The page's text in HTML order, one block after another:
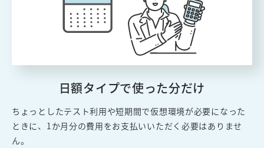
日額タイプで使った分だけ
ちょっとしたテスト利用や短期間で仮想環境が必要になった
ときに、1か月分の費用をお支払いいただく必要はありませ
ん。